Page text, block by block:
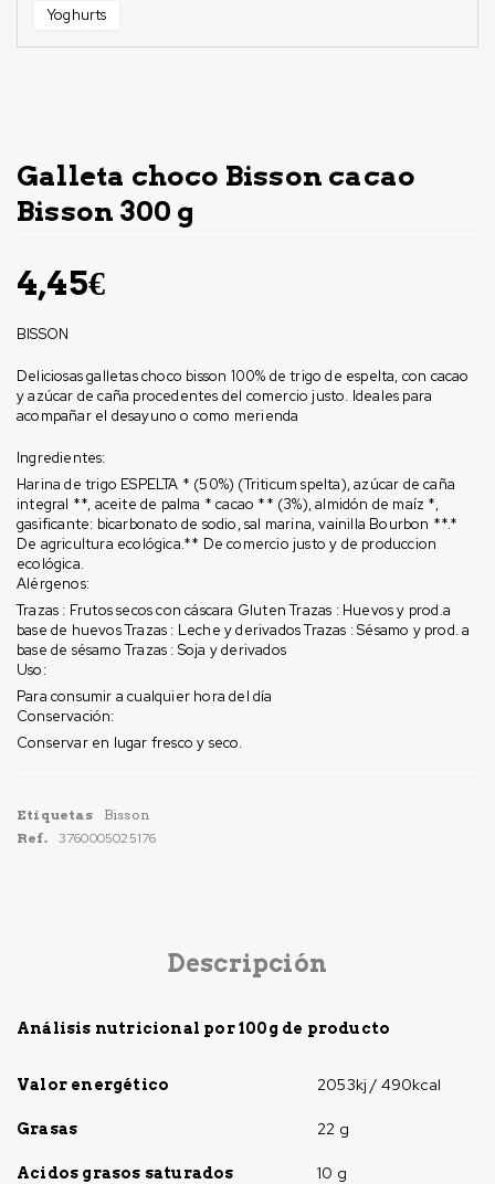
Yoghurts
Galleta choco Bisson cacao
Bisson 300 g
BISSON
Deliciosas galletas choco bisson 100% de trigo de espelta, con cacao
y azúcar de caña procedentes del comercio justo. Ideales para
acompañar el desayuno o como merienda
Ingredientes:
Harina de trigo ESPELTA * (50%) (Triticum spelta), azúcar de caña
integral **, aceite de palma * cacao ** (3%), almidón de maíz *,
gasificante: bicarbonato de sodio, sal marina, vainilla Bourbon **.*
De agricultura ecológica.** De comercio justo y de produccion
ecológica.
Alérgenos:
Trazas : Frutos secos con cáscara Gluten Trazas : Huevos y prod.a
base de huevos Trazas : Leche y derivados Trazas : Sésamo y prod. a
base de sésamo Trazas : Soja y derivados
Uso:
Para consumir a cualquier hora del día
Conservación:
Conservar en lugar fresco y seco.
4,45€
Etiquetas
Bisson
Ref.
3760005025176
Descripción
Análisis nutricional por 100g de producto
Valor energético 2053kj / 490kcal
Grasas 22 g
Acidos grasos saturados 10 g